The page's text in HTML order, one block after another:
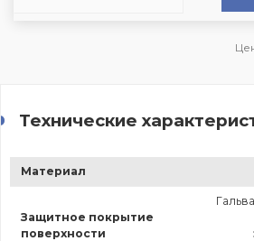
Технические
Материал
Защитное покрытие
поверхности